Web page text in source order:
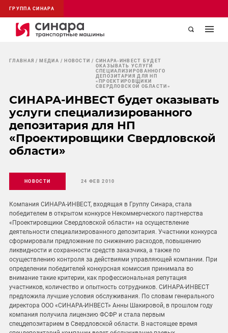
ГРУППА СИНАРА
ГЛАВНАЯ МЕДИА НОВОСТИ
СИНАРА-ИНВЕСТ БУДЕТ
ОКАЗЫВАТЬ УСЛУГИ
СПЕЦИАЛИЗИРОВАННОГО
ДЕПОЗИТАРИЯ ДЛЯ НП
«ПРОЕКТИРОВЩИКИ
СВЕРДЛОВСКОЙ ОБЛАСТИ»
СИНАРА-ИНВЕСТ будет оказывать
услуги специализированного
депозитария для НП
«Проектировщики Свердловской
области»
НОВОСТИ 24 ФЕВ 2010
Компания СИНАРА-ИНВЕСТ, входящая в Группу Синара, стала
победителем в открытом конкурсе Некоммерческого партнерства
«Проектировщики Свердловской области» на осуществление
деятельности специализированного депозитария. Участники конкурса
сформировали предложение по снижению расходов, повышению
ликвидности и сохранности средств заказчика, а также по
осуществлению контроля за действиями управляющей компании. При
определении победителей конкурсная комиссия принимала во
внимание такие критерии, как профессиональная репутация
участников, количество и опытность сотрудников. СИНАРА-ИНВЕСТ
предложила лучшие условия обслуживания. По словам генерального
директора ООО «СИНАРА-ИНВЕСТ» Анны Шакировой, в прошлом году
компания получила лицензию ФСФР и стала первым
спецдепозитарием в Свердловской области. В настоящее время